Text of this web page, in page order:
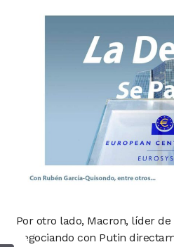
Por otro lado, Macron, líder
negociando con Putin